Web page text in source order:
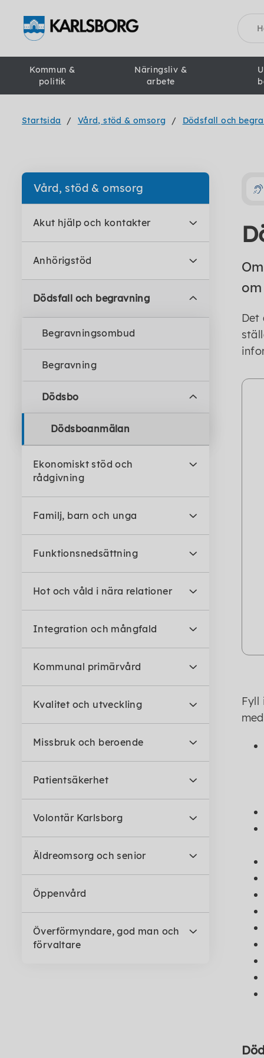
Sök
Kommun &
politik
Näringsliv &
arbete
Startsida Vård, stöd & omsorg Dödsfall och
Vård, stöd & omsorg
Akut hjälp och kontakter
Anhörigstöd
Dödsfall och begravning
Begravningsombud
Begravning
Dödsbo
Dödsboanmälan
Ekonomiskt stöd och
rådgivning
Familj, barn och unga
Funktionsnedsättning
Hot och våld i nära relationer
Integration och mångfald
Kommunal primärvård
Kvalitet och utveckling
Missbruk och beroende
Patientsäkerhet
Volontär Karlsborg
Äldreomsorg och senior
Öppenvård
Överförmyndare, god man och
förvaltare
Fyll